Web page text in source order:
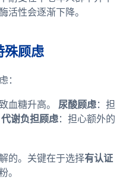
活性会逐渐下降。
殊顾虑
血糖升高。 尿酸顾虑：担
代谢负担顾虑：担心额外的
的。关键在于选择有认证
。